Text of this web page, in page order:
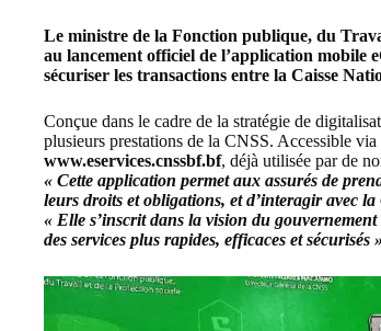
Le ministre de la Fonction publique, du
au lancement officiel de l’application
sécuriser les transactions entre la Caisse
Conçue dans le cadre de la stratégie de
plusieurs prestations de la CNSS. Accessible
www.eservices.cnssbf.bf, déjà utilisée par de
« Cette application permet aux assurés de
leurs droits et obligations, et d’interagir avec
« Elle s’inscrit dans la vision du
des services plus rapides, efficaces et sécurisés »